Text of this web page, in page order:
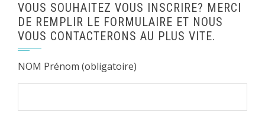
VOUS SOUHAITEZ VOUS INSCRIRE? MERCI
DE REMPLIR LE FORMULAIRE ET NOUS
VOUS CONTACTERONS AU PLUS VITE.
NOM Prénom (obligatoire)